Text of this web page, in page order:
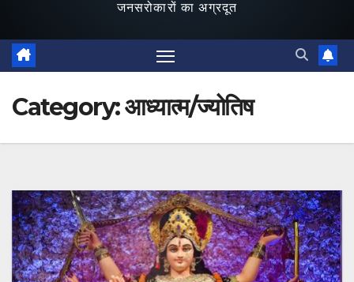
जनसरोकारों का अग्रदूत
Category:आध्यात्म/ज्योतिष